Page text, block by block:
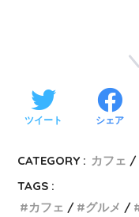
ツイート シェア
CATEGORY : カフェ
TAGS :
カフェ
グルメ